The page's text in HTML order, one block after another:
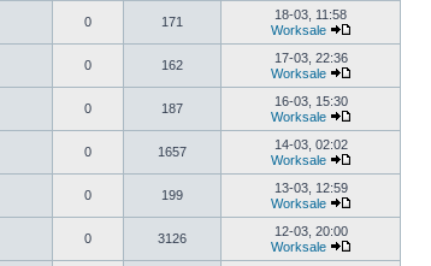
0 171
18-03, 11:58
Worksale
0 162
17-03, 22:36
Worksale
0 187
16-03, 15:30
Worksale
0 1657
14-03, 02:02
Worksale
0 199
13-03, 12:59
Worksale
0 3126
12-03, 20:00
Worksale